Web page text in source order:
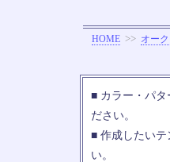
HOME >> オー
■ カラー・パタ
ださい。
■ 作成したいテ
い。